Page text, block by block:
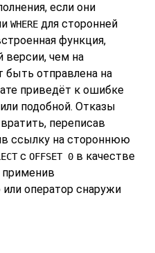
если они
WHERE для сторонней
функция,
версии, чем на
отправлена на
приведёт к ошибке
или подобной. Отказы
переписав
ссылку на стороннюю
с OFFSET 0 в качестве
оператор снаружи